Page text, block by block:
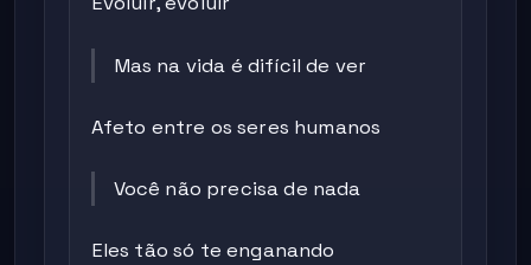
Mas na vida é difícil de ver
Afeto entre os seres humanos
Você não precisa de nada
Eles tão só te enganando